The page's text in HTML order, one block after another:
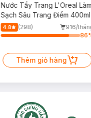
Nước Tẩy Trang L'Oreal Làm
Sạch Sâu Trang Điểm 400ml
4.8 (298)
916/
86
Thêm giỏ hàng